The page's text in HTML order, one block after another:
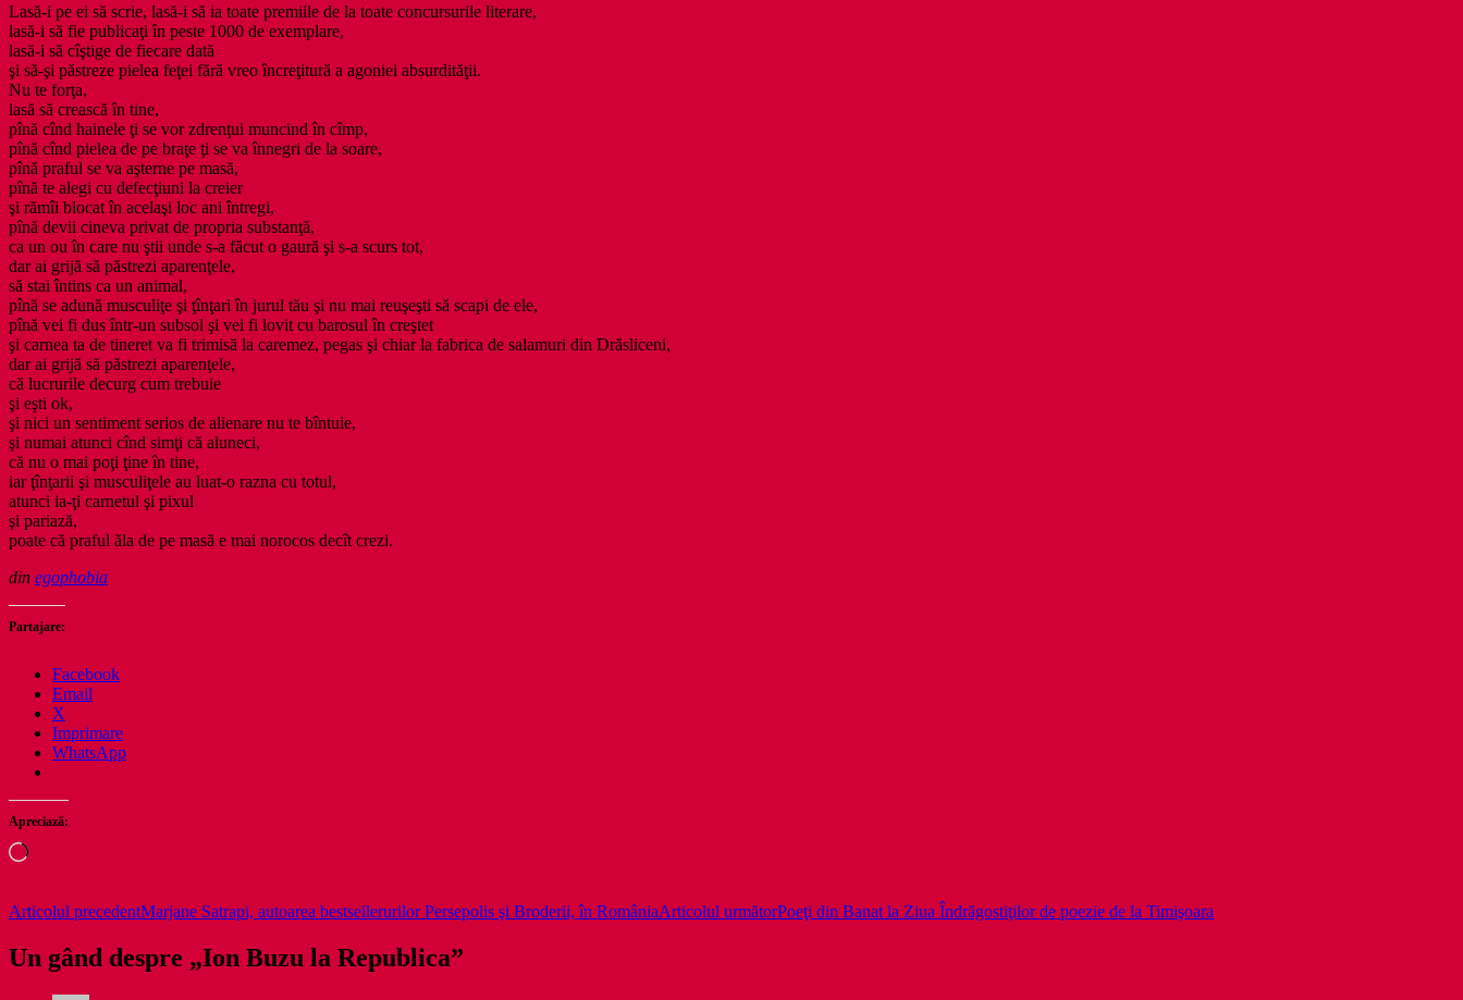
Lasă-i pe ei să scrie, lasă-i să ia toate premiile de la toate concursurile literare,
lasă-i să fie publicaţi în peste 1000 de exemplare,
lasă-i să cîştige de fiecare dată
şi să-şi păstreze pielea feţei fără vreo încreţitură a agoniei absurdităţii.
Nu te forţa,
lasă să crească în tine,
pînă cînd hainele ţi se vor zdrenţui muncind în cîmp,
pînă cînd pielea de pe braţe ţi se va înnegri de la soare,
pînă praful se va aşterne pe masă,
pînă te alegi cu defecţiuni la creier
şi rămîi blocat în acelaşi loc ani întregi,
pînă devii cineva privat de propria substanţă,
ca un ou în care nu ştii unde s-a făcut o gaură şi s-a scurs tot,
dar ai grijă să păstrezi aparenţele,
să stai întins ca un animal,
pînă se adună musculiţe şi ţînţari în jurul tău şi nu mai reuşeşti să scapi de ele,
pînă vei fi dus într-un subsol şi vei fi lovit cu barosul în creştet
şi carnea ta de tineret va fi trimisă la caremez, pegas şi chiar la fabrica de salamuri din Drăsliceni,
dar ai grijă să păstrezi aparenţele,
că lucrurile decurg cum trebuie
şi eşti ok,
şi nici un sentiment serios de alienare nu te bîntuie,
şi numai atunci cînd simţi că aluneci,
că nu o mai poţi ţine în tine,
iar ţînţarii şi musculiţele au luat-o razna cu totul,
atunci ia-ţi carnetul şi pixul
şi pariază,
poate că praful ăla de pe masă e mai norocos decît crezi.
din egophobia
Partajare:
Facebook
Email
X
Imprimare
WhatsApp
Apreciază:
Încarc...
Navigare
în
articole
Articolul precedentMarjane Satrapi, autoarea bestsellerurilor Persepolis şi Broderii, în RomâniaArticolul următorPoeţi din Banat la Ziua Îndrăgostiţilor de poezie de la Timişoara
Un gând despre „Ion Buzu la Republica”